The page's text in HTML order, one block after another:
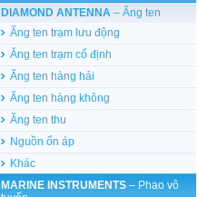
DIAMOND ANTENNA – Ăng ten
Ăng ten trạm lưu động
Ăng ten trạm cố định
Ăng ten hàng hải
Ăng ten hàng không
Ăng ten thu
Nguồn ổn áp
Khác
MARINE INSTRUMENTS – Phao vô